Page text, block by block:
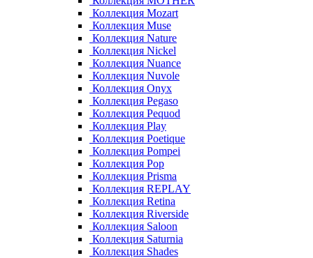
Коллекция Mozart
Коллекция Muse
Коллекция Nature
Коллекция Nickel
Коллекция Nuance
Коллекция Nuvole
Коллекция Onyx
Коллекция Pegaso
Коллекция Pequod
Коллекция Play
Коллекция Poetique
Коллекция Pompei
Коллекция Pop
Коллекция Prisma
Коллекция REPLAY
Коллекция Retina
Коллекция Riverside
Коллекция Saloon
Коллекция Saturnia
Коллекция Shades